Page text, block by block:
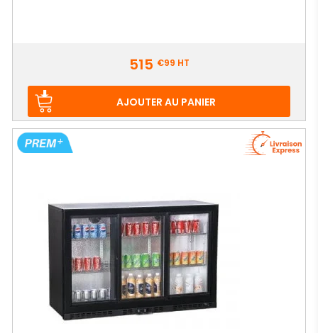
515 €99 HT
AJOUTER AU PANIER